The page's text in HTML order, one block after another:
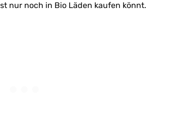
nur noch in Bio Läden kaufen könnt.